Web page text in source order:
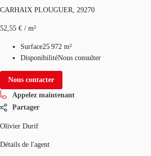
CARHAIX PLOUGUER, 29270
52,55 € / m²
Surface25 972 m²
DisponibilitéNous consulter
Nous contacter
Appelez maintenant
Partager
Olivier Durif
Détails de l'agent